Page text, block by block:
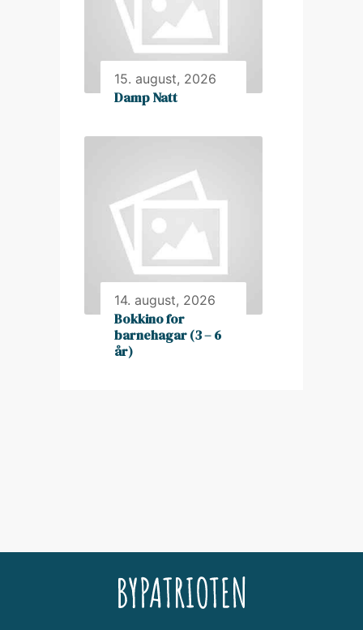
15. august, 2026
Damp Natt
14. august, 2026
Bokkino for
barnehagar (3 – 6
år)